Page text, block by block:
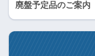
廃盤予定品のご案内